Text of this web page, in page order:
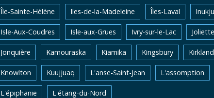
Île-Sainte-Hélène Iles-de-la-Madeleine Îles-Laval
Isle-Aux-Coudres Isle-aux-Grues Ivry-sur-le-Lac Joliette
Jonquière Kamouraska Kiamika Kingsbury Kirkland
Knowlton Kuujjuaq L'anse-Saint-Jean L'assomption
L'épiphanie L'étang-du-Nord